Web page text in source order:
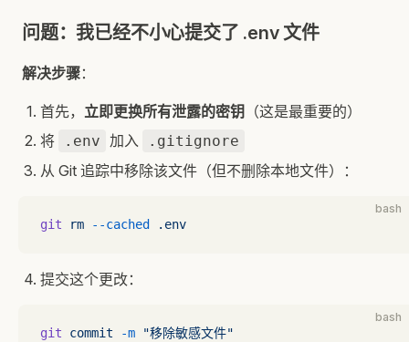
问题：我已经不小心提交了 .env 文件
解决步骤：
首先， 立即更换所有泄露的密钥 （这是最重要的）
将
.env 加入 .gitignore
从 Git 追踪中移除该文件（但不删除本地文件）：
bash
git rm --cached .env
提交这个更改：
bash
git commit -m "移除敏感文件"